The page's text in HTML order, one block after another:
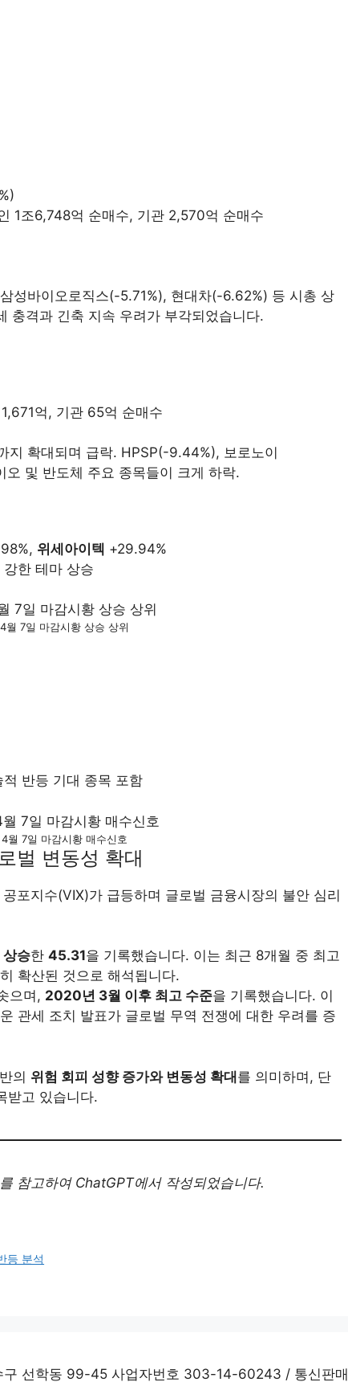
1조6,748억 순매수, 기관 2,570억 순매수
성바이오로직스(-5.71%), 현대차(-6.62%) 등 시총 상
충격과 긴축 지속 우려가 부각되었습니다.
억, 기관 65억 순매수
지 확대되며 급락. HPSP(-9.44%), 보로노이
및 반도체 주요 종목들이 크게 하락.
위세아이텍 +29.94%
강한 테마 상승
월 7일 마감시황 상승 상위
반등 기대 종목 포함
월 7일 마감시황 매수신호
벌 변동성 확대
포지수(VIX)가 급등하며 글로벌 금융시장의 불안 심리
승한 45.31을 기록했습니다. 이는 최근 8개월 중 최고
확산된 것으로 해석됩니다.
으며, 2020년 3월 이후 최고 수준을 기록했습니다. 이
관세 조치 발표가 글로벌 무역 전쟁에 대한 우려를 증
의 위험 회피 성향 증가와 변동성 확대를 의미하며, 단
받고 있습니다.
참고하여 ChatGPT에서 작성되었습니다.
등 분석
구 선학동 99-45 사업자번호 303-14-60243 / 통신판